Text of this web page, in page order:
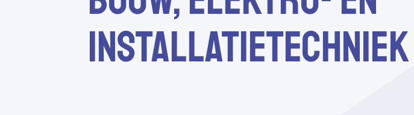
installatietechniek